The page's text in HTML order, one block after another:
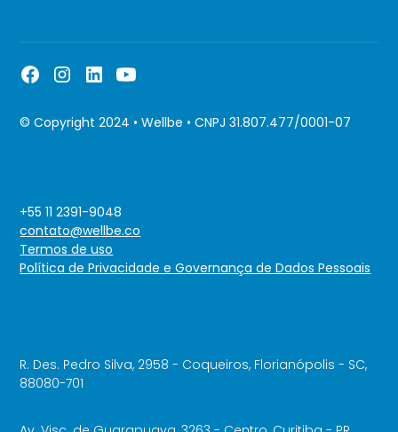
© Copyright 2024 • Wellbe • CNPJ 31.807.477/0001-07
Termos de uso
Política de Privacidade e Governança de Dados Pessoais
+55 11 2391-9048
contato@wellbe.co
R. Des. Pedro Silva, 2958 - Coqueiros, Florianópolis - SC,
88080-701